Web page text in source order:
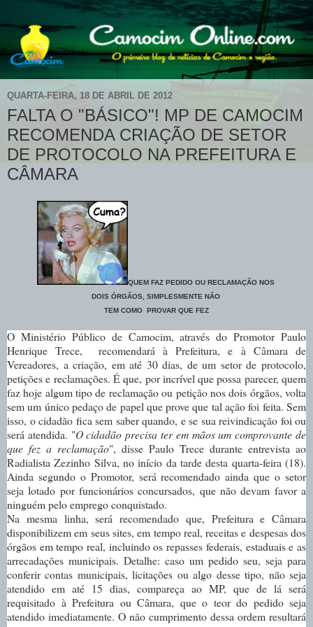
QUARTA-FEIRA, 18 DE ABRIL DE 2012
FALTA O "BÁSICO"! MP DE CAMOCIM
RECOMENDA CRIAÇÃO DE SETOR
DE PROTOCOLO NA PREFEITURA E
CÂMARA
QUEM FAZ PEDIDO OU RECLAMAÇÃO NOS
DOIS ÓRGÃOS, SIMPLESMENTE NÃO
TEM COMO PROVAR QUE FEZ
O Ministério Público de Camocim, através do Promotor Paulo
Henrique Trece, recomendará à Prefeitura, e à Câmara de
Vereadores, a criação, em até 30 dias, de um setor de protocolo,
petições e reclamações. É que, por incrível que possa parecer, quem
faz hoje algum tipo de reclamação ou petição nos dois órgãos, volta
sem um único pedaço de papel que prove que tal ação foi feita. Sem
isso, o cidadão fica sem saber quando, e se sua reivindicação foi ou
será atendida. "O cidadão precisa ter em mãos um comprovante de
que fez a reclamação", disse Paulo Trece durante entrevista ao
Radialista Zezinho Silva, no início da tarde desta quarta-feira (18).
Ainda segundo o Promotor, será recomendado ainda que o setor
seja lotado por funcionários concursados, que não devam favor a
ninguém pelo emprego conquistado.
Na mesma linha, será recomendado que, Prefeitura e Câmara
disponibilizem em seus sites, em tempo real, receitas e despesas dos
órgãos em tempo real, incluindo os repasses federais, estaduais e as
arrecadações municipais. Detalhe: caso um pedido seu, seja para
conferir contas municipais, licitações ou algo desse tipo, não seja
atendido em até 15 dias, compareça ao MP, que de lá será
requisitado à Prefeitura ou Câmara, que o teor do pedido seja
atendido imediatamente. O não cumprimento dessa ordem resultará